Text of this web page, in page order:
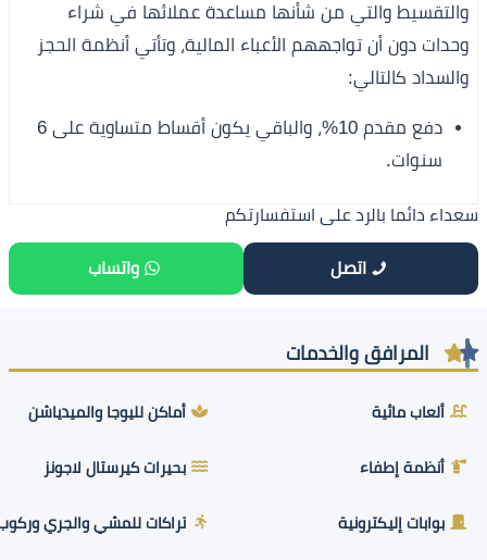
والتقسيط والتي من شأنها مساعدة عملائها في شراء
وحدات دون أن تواجههم الأعباء المالية، وتأتي أنظمة الحجز
والسداد كالتالي:
دفع مقدم 10%، والباقي يكون أقساط متساوية على 6
سنوات.
سعداء دائما بالرد على استفسارتكم
اتصل واتساب
المرافق والخدمات
ألعاب مائية أماكن لليوجا والميدياشن
أنظمة إطفاء بحيرات كيرستال لاجونز
بوابات إليكترونية تراكات للمشي والجري وركوب